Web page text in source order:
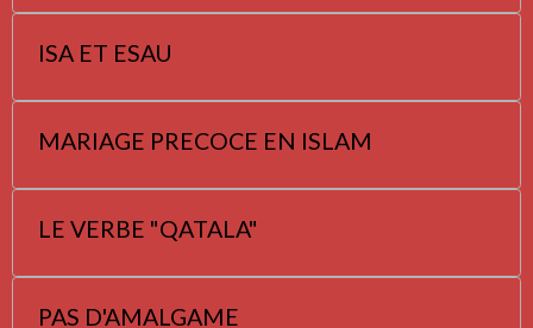
ISA ET ESAU
MARIAGE PRECOCE EN ISLAM
LE VERBE "QATALA"
PAS D'AMALGAME